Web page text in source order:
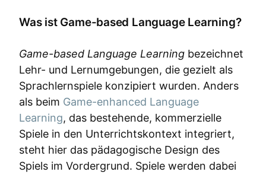
Was ist Game-based Language Learning?
Game-based Language Learning bezeichnet
Lehr- und Lernumgebungen, die gezielt als
Sprachlernspiele konzipiert wurden. Anders
als beim Game-enhanced Language
Learning, das bestehende, kommerzielle
Spiele in den Unterrichtskontext integriert,
steht hier das pädagogische Design des
Spiels im Vordergrund. Spiele werden dabei